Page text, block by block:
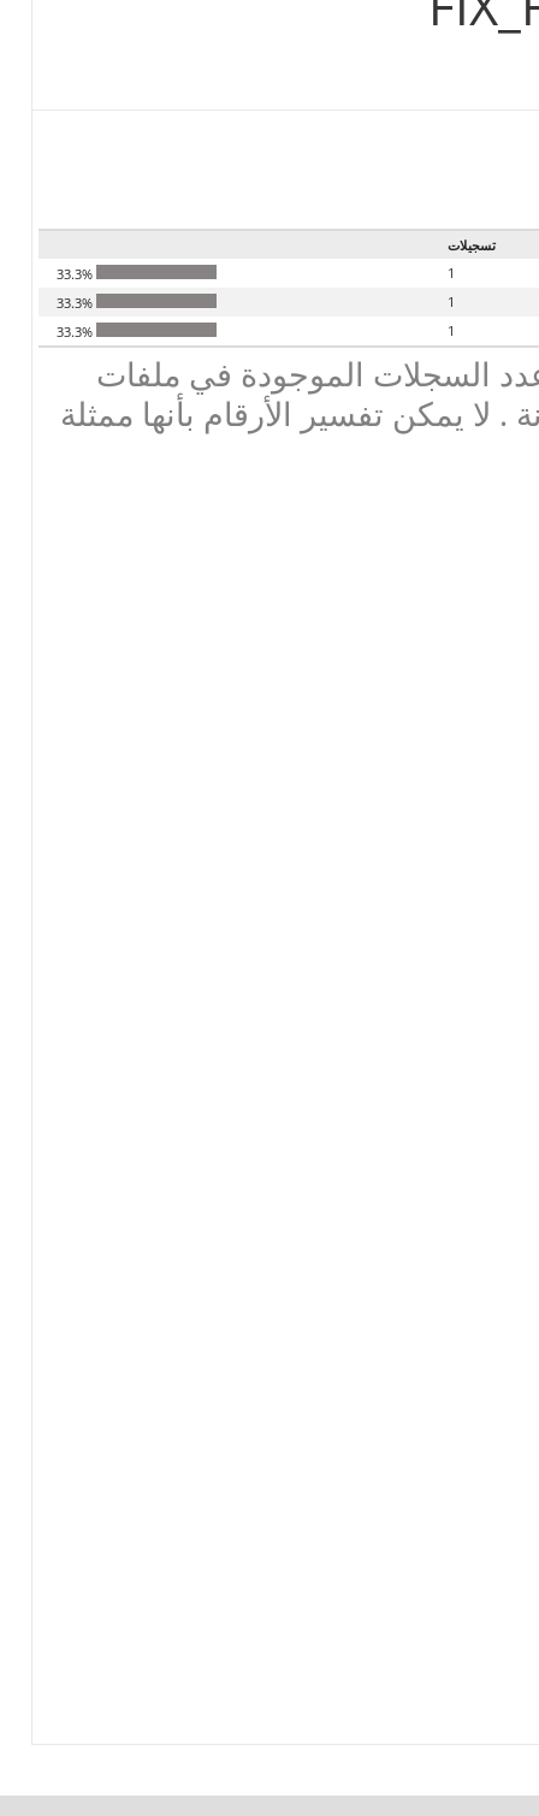
تسجيلات
1
1
1
السجلات الموجودة في ملفات
. لا يمكن تفسير الأرقام بأنها ممثلة